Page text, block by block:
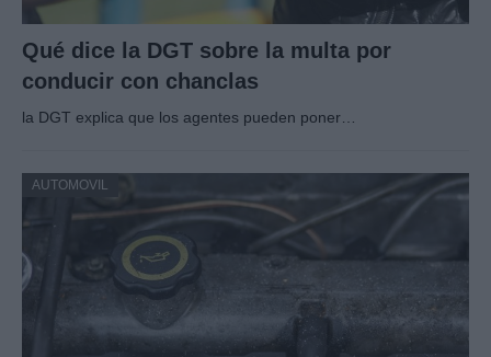
Qué dice la DGT sobre la multa por
conducir con chanclas
la DGT explica que los agentes pueden poner…
AUTOMOVIL